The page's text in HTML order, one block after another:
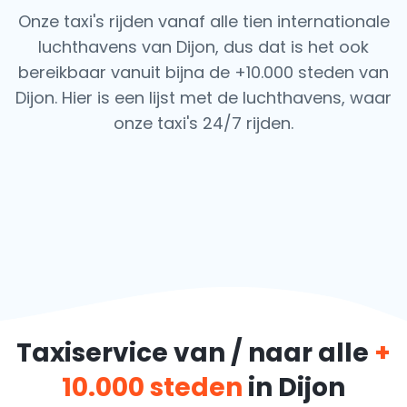
Onze taxi's rijden vanaf alle tien internationale
luchthavens van Dijon, dus dat is het ook
bereikbaar vanuit bijna de +10.000 steden van
Dijon. Hier is een lijst met de luchthavens, waar
onze taxi's 24/7 rijden.
Taxiservice van / naar alle +
10.000 steden in Dijon